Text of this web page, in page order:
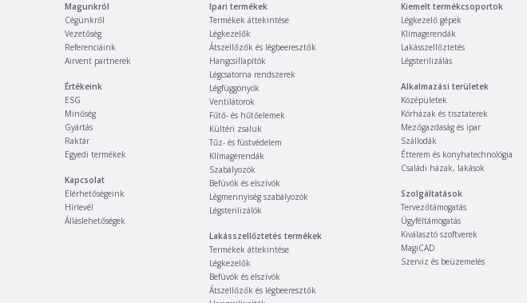
Magunkról
Cégünkről
Vezetőség
Referenciáink
Airvent partnerek
Értékeink
ESG
Minőség
Gyártás
Raktár
Egyedi termékek
Kapcsolat
Elérhetőségeink
Hírlevél
Álláslehetőségek
Ipari termékek
Termékek áttekintése
Légkezelők
Átszellőzők és légbeeresztők
Hangcsillapítók
Légcsatorna rendszerek
Légfüggönyök
Ventilátorok
Fűtő- és hűtőelemek
Kültéri zsaluk
Tűz- és füstvédelem
Klímagerendák
Szabályozók
Befúvók és elszívók
Légmennyiség szabályozók
Légsterilizálók
Lakásszellőztetés termékek
Termékek áttekintése
Légkezelők
Befúvók és elszívók
Átszellőzők és légbeeresztők
Kiemelt termékcsoportok
Légkezelő gépek
Klímagerendák
Lakásszellőztetés
Légsterilizálás
Alkalmazási területek
Középületek
Kórházak és tisztaterek
Mezőgazdaság és ipar
Szállodák
Étterem és konyhatechnológia
Családi házak, lakások
Szolgáltatások
Tervezőtámogatás
Ügyféltámogatás
Kiválasztó szoftverek
MagiCAD
Szerviz és beüzemelés